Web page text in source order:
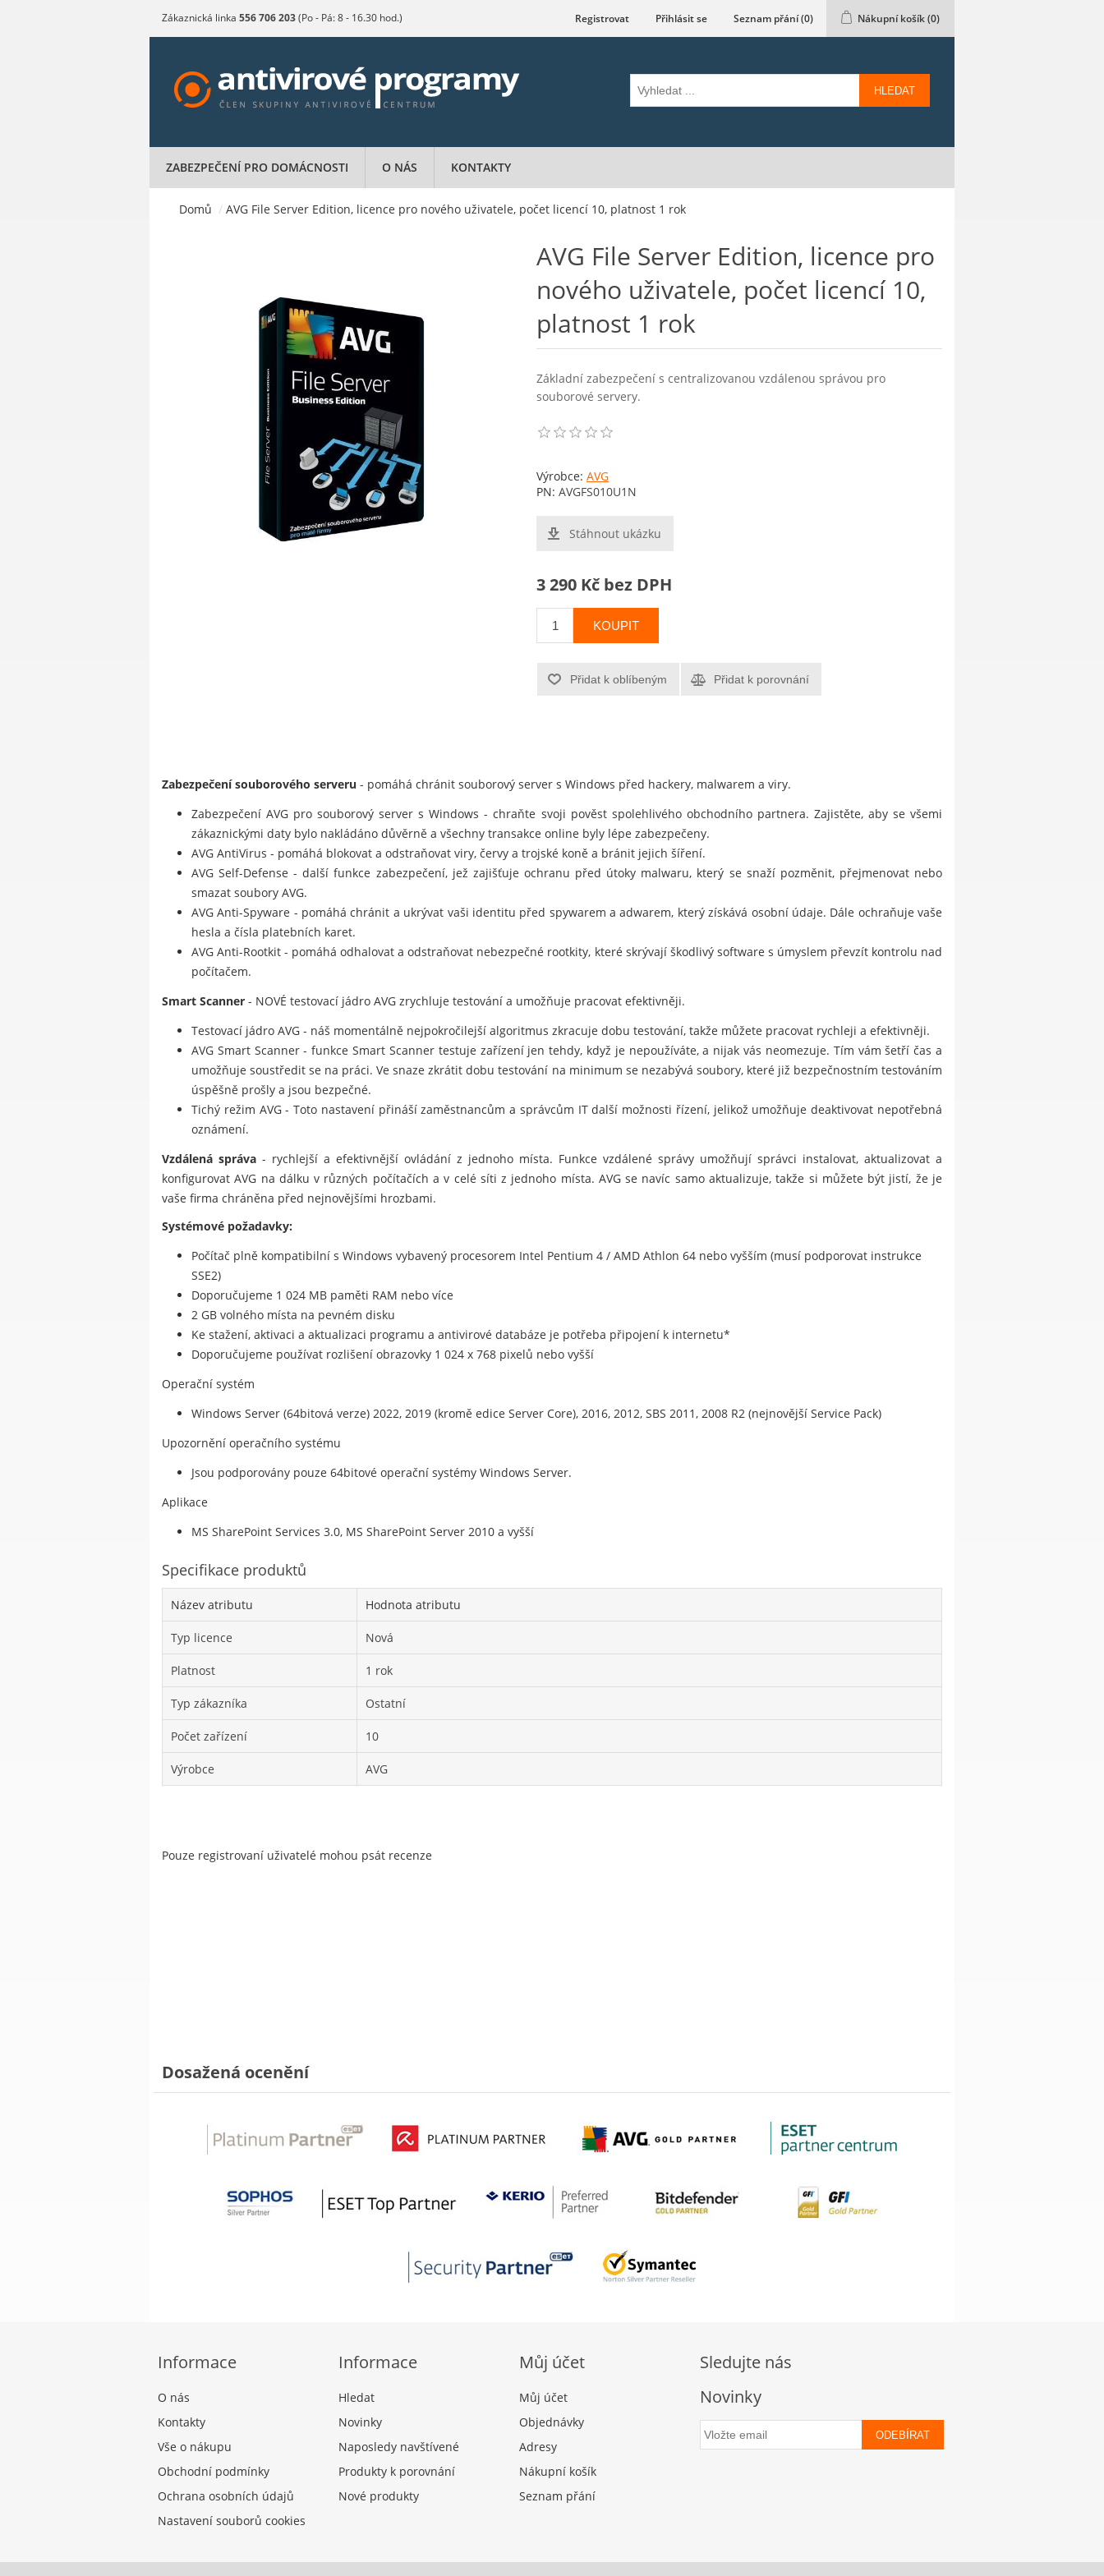
Zákaznická linka 556 706 203(Po - Pá: 8 - 16.30 hod.) Registrovat Přihlásit se Seznam přání(0) Nákupní košík(0)
HLEDAT
ZABEZPEČENÍ PRO DOMÁCNOSTI O NÁS KONTAKTY
Domů / AVG File Server Edition, licence pro nového uživatele, počet licencí 10, platnost 1 rok
AVG File Server Edition, licence pro
nového uživatele, počet licencí 10,
platnost 1 rok
Základní zabezpečení s centralizovanou vzdálenou správou pro
souborové servery.
Výrobce: AVG
PN: AVGFS010U1N
Stáhnout ukázku
3 290 Kč bez DPH
KOUPIT
Přidat k oblíbeným Přidat k porovnání
Zabezpečení souborového serveru - pomáhá chránit souborový server s Windows před hackery, malwarem a viry.
Zabezpečení AVG pro souborový server s Windows - chraňte svoji pověst spolehlivého obchodního partnera. Zajistěte, aby se všemi
zákaznickými daty bylo nakládáno důvěrně a všechny transakce online byly lépe zabezpečeny.
AVG AntiVirus - pomáhá blokovat a odstraňovat viry, červy a trojské koně a bránit jejich šíření.
AVG Self-Defense - další funkce zabezpečení, jež zajišťuje ochranu před útoky malwaru, který se snaží pozměnit, přejmenovat nebo
smazat soubory AVG.
AVG Anti-Spyware - pomáhá chránit a ukrývat vaši identitu před spywarem a adwarem, který získává osobní údaje. Dále ochraňuje vaše
hesla a čísla platebních karet.
AVG Anti-Rootkit - pomáhá odhalovat a odstraňovat nebezpečné rootkity, které skrývají škodlivý software s úmyslem převzít kontrolu nad
počítačem.
Smart Scanner - NOVÉ testovací jádro AVG zrychluje testování a umožňuje pracovat efektivněji.
Testovací jádro AVG - náš momentálně nejpokročilejší algoritmus zkracuje dobu testování, takže můžete pracovat rychleji a efektivněji.
AVG Smart Scanner - funkce Smart Scanner testuje zařízení jen tehdy, když je nepoužíváte, a nijak vás neomezuje. Tím vám šetří čas a
umožňuje soustředit se na práci. Ve snaze zkrátit dobu testování na minimum se nezabývá soubory, které již bezpečnostním testováním
úspěšně prošly a jsou bezpečné.
Tichý režim AVG - Toto nastavení přináší zaměstnancům a správcům IT další možnosti řízení, jelikož umožňuje deaktivovat nepotřebná
oznámení.
Vzdálená správa - rychlejší a efektivnější ovládání z jednoho místa. Funkce vzdálené správy umožňují správci instalovat, aktualizovat a
konfigurovat AVG na dálku v různých počítačích a v celé síti z jednoho místa. AVG se navíc samo aktualizuje, takže si můžete být jistí, že je
vaše firma chráněna před nejnovějšími hrozbami.
Systémové požadavky:
Počítač plně kompatibilní s Windows vybavený procesorem Intel Pentium 4 / AMD Athlon 64 nebo vyšším (musí podporovat instrukce
SSE2)
Doporučujeme 1 024 MB paměti RAM nebo více
2 GB volného místa na pevném disku
Ke stažení, aktivaci a aktualizaci programu a antivirové databáze je potřeba připojení k internetu*
Doporučujeme používat rozlišení obrazovky 1 024 x 768 pixelů nebo vyšší
Operační systém
Windows Server (64bitová verze) 2022, 2019 (kromě edice Server Core), 2016, 2012, SBS 2011, 2008 R2 (nejnovější Service Pack)
Upozornění operačního systému
Jsou podporovány pouze 64bitové operační systémy Windows Server.
Aplikace
MS SharePoint Services 3.0, MS SharePoint Server 2010 a vyšší
Specifikace produktů
Název atributu Hodnota atributu
Typ licence Nová
Platnost 1 rok
Typ zákazníka Ostatní
Počet zařízení 10
Výrobce AVG
Pouze registrovaní uživatelé mohou psát recenze
Dosažená ocenění
Informace
O nás
Kontakty
Vše o nákupu
Obchodní podmínky
Ochrana osobních údajů
Nastavení souborů cookies
Informace
Hledat
Novinky
Naposledy navštívené
Produkty k porovnání
Nové produkty
Můj účet
Můj účet
Objednávky
Adresy
Nákupní košík
Seznam přání
Sledujte nás
Novinky
ODEBÍRAT